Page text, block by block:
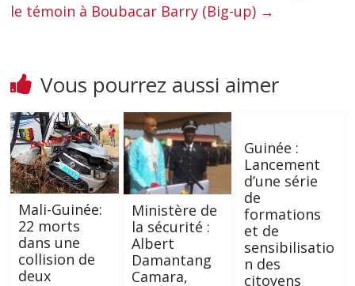
le témoin à Boubacar Barry (Big-up) →
Vous pourrez aussi aimer
Mali-Guinée:
22 morts
dans une
collision de
deux
Ministère de
la sécurité :
Albert
Damantang
Camara,
Guinée :
Lancement
d’une série
de
formations
et de
sensibilisatio
n des
citoyens